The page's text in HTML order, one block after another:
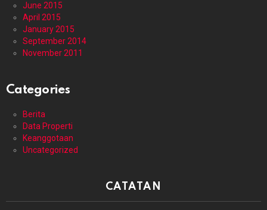
June 2015
April 2015
January 2015
September 2014
November 2011
Categories
Berita
Data Properti
Keanggotaan
Uncategorized
CATATAN